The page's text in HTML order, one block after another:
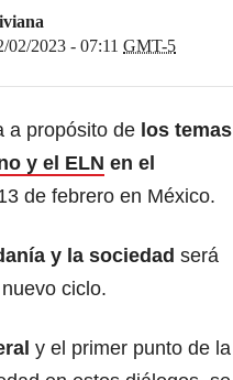
02/2023 - 07:11 GMT-5
a propósito de los temas
y el ELN en el
de febrero en México.
y la sociedad será
ciclo.
y el primer punto de la